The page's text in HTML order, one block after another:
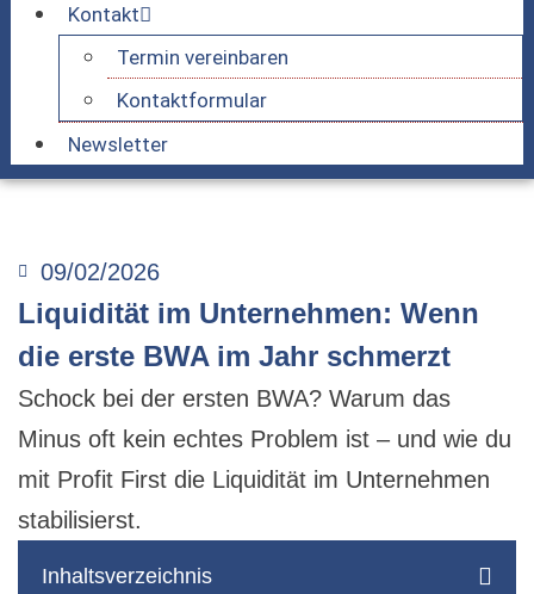
Kontakt
Termin vereinbaren
Kontaktformular
Newsletter
09/02/2026
Liquidität im Unternehmen: Wenn
die erste BWA im Jahr schmerzt
Schock bei der ersten BWA? Warum das
Minus oft kein echtes Problem ist – und wie du
mit Profit First die Liquidität im Unternehmen
stabilisierst.
Inhaltsverzeichnis